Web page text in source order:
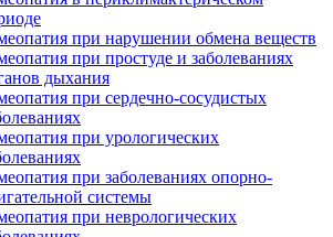
при нарушении обмена веществ
при простуде и заболеваниях
дыхания
при сердечно-сосудистых
при урологических
при заболеваниях опорно-
системы
при неврологических